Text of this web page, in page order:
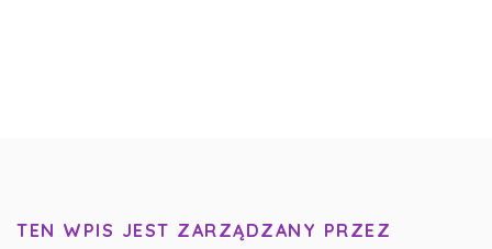
TEN WPIS JEST ZARZĄDZANY PRZEZ